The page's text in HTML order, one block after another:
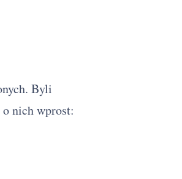
Byli
nich wprost: